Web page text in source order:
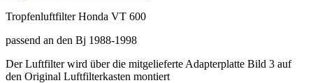
Tropfenluftfilter Honda VT 600
passend an den Bj 1988-1998
Der Luftfilter wird über die mitgelieferte Adapterplatte Bild 3 auf
den Original Luftfilterkasten montiert